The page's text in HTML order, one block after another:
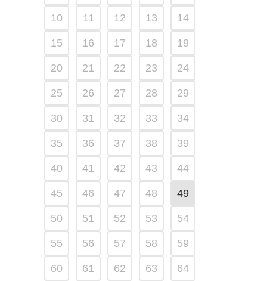
10 11 12 13 14
15 16 17 18 19
20 21 22 23 24
25 26 27 28 29
30 31 32 33 34
35 36 37 38 39
40 41 42 43 44
45 46 47 48 49
50 51 52 53 54
55 56 57 58 59
60 61 62 63 64